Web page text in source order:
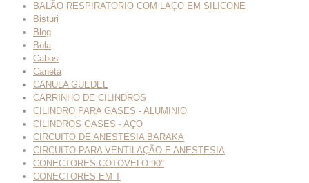
BALÃO RESPIRATORIO COM LAÇO EM SILICONE
Bisturi
Blog
Bola
Cabos
Caneta
CANULA GUEDEL
CARRINHO DE CILINDROS
CILINDRO PARA GASES - ALUMINIO
CILINDROS GASES - AÇO
CIRCUITO DE ANESTESIA BARAKA
CIRCUITO PARA VENTILAÇÃO E ANESTESIA
CONECTORES COTOVELO 90°
CONECTORES EM T